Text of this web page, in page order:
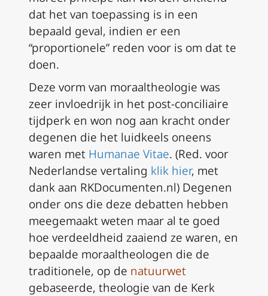
dat het van toepassing is in een
bepaald geval, indien er een
“proportionele” reden voor is om dat te
doen.
Deze vorm van moraaltheologie was
zeer invloedrijk in het post-conciliaire
tijdperk en won nog aan kracht onder
degenen die het luidkeels oneens
waren met Humanae Vitae. (Red. voor
Nederlandse vertaling klik hier, met
dank aan RKDocumenten.nl) Degenen
onder ons die deze debatten hebben
meegemaakt weten maar al te goed
hoe verdeeldheid zaaiend ze waren, en
bepaalde moraaltheologen die de
traditionele, op de natuurwet
gebaseerde, theologie van de Kerk